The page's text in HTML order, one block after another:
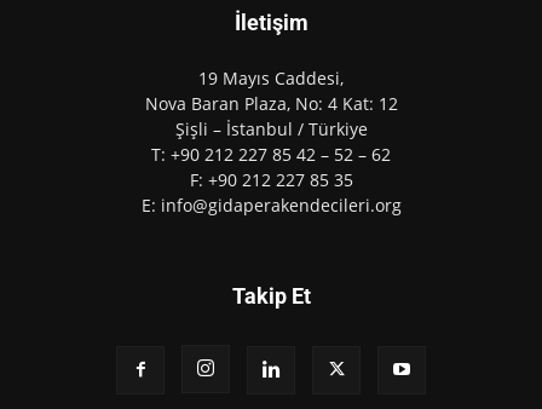
İletişim
19 Mayıs Caddesi,
Nova Baran Plaza, No: 4 Kat: 12
Şişli – İstanbul / Türkiye
T: +90 212 227 85 42 – 52 – 62
F: +90 212 227 85 35
E: info@gidaperakendecileri.org
Takip Et